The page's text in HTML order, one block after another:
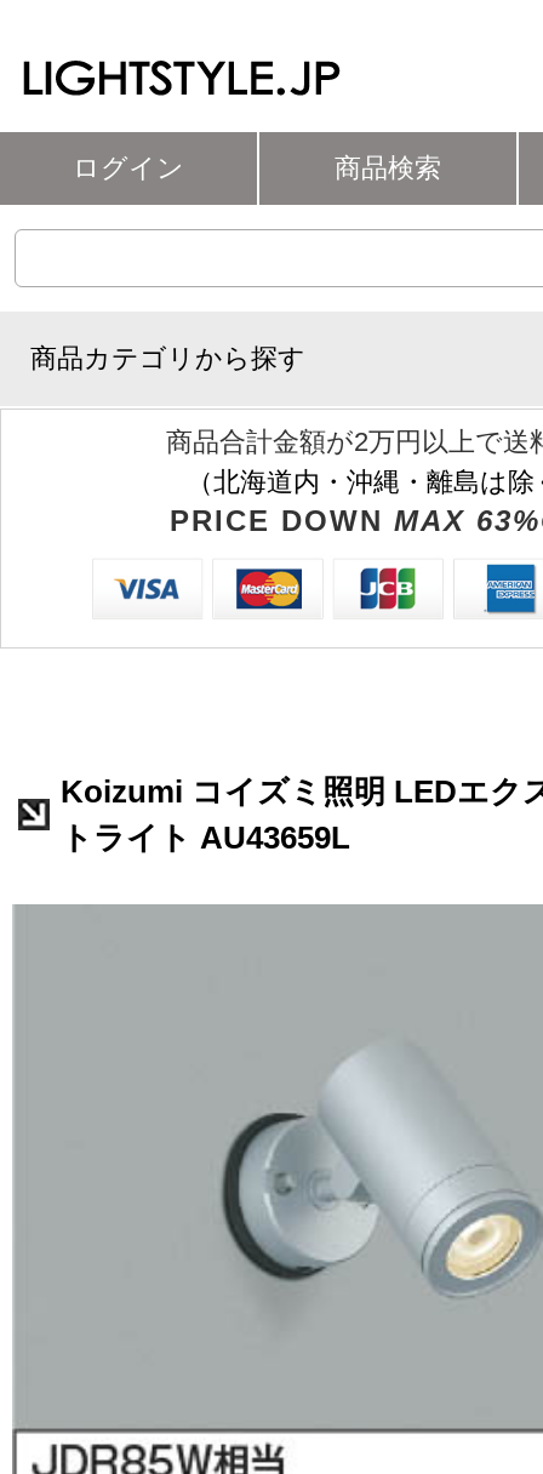
ログイン 商品検索
商品カテゴリから探す
商品合計金額が2万円以上で送
（北海道内・沖縄・離島は
PRICE DOWN MAX
Koizumi コイズミ照明 LEDエク
トライト AU43659L